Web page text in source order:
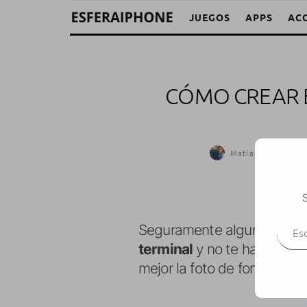
JUEGOS APPS
CÓMO CREAR
Matías Vidal
Seguramente alguna vez
terminal y no te has
mejor la foto de fondo de